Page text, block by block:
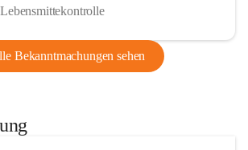
Lebensmittekontrolle
Bekanntmachungen sehen